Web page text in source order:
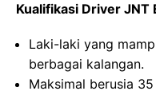
Kualifikasi Driver JNT
Laki-laki yang
berbagai kalangan.
Maksimal berusia